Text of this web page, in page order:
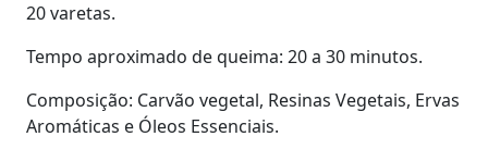
20 varetas.
Tempo aproximado de queima: 20 a 30 minutos.
Composição: Carvão vegetal, Resinas Vegetais, Ervas
Aromáticas e Óleos Essenciais.